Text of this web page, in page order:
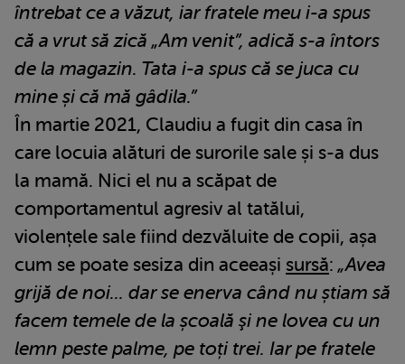
întrebat ce a văzut, iar fratele meu i-a spus
că a vrut să zică „Am venit”, adică s-a întors
de la magazin. Tata i-a spus că se juca cu
mine și că mă gâdila.”
În martie 2021, Claudiu a fugit din casa în
care locuia alături de surorile sale și s-a dus
la mamă. Nici el nu a scăpat de
comportamentul agresiv al tatălui,
violențele sale fiind dezvăluite de copii, așa
cum se poate sesiza din aceeași sursă: „Avea
grijă de noi... dar se enerva când nu știam să
facem temele de la școală şi ne lovea cu un
lemn peste palme, pe toți trei. Iar pe fratele